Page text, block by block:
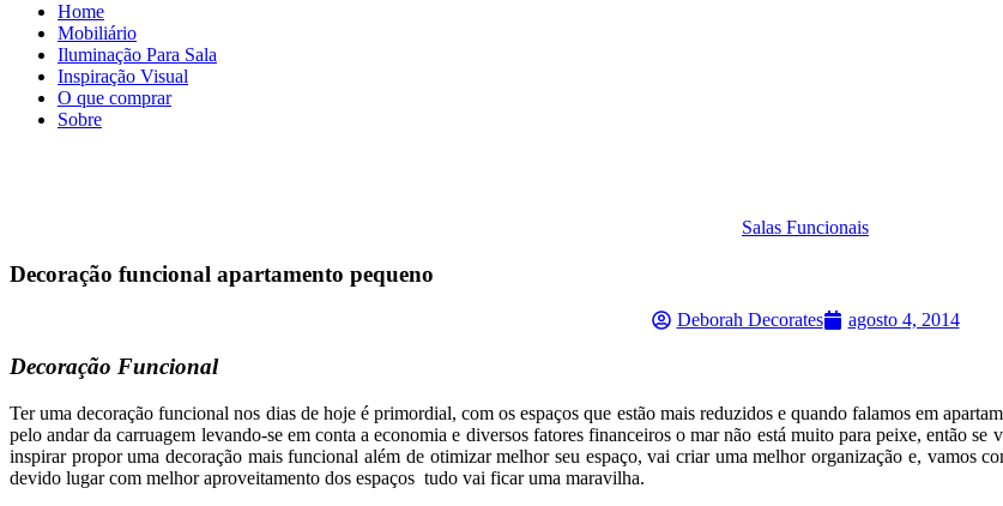
Home
Mobiliário
Iluminação Para Sala
Inspiração Visual
O que comprar
Sobre
Salas Funcionais
Decoração funcional apartamento pequeno
Deborah Decorates agosto 4, 2014
Decoração Funcional
Ter uma decoração funcional nos dias de hoje é primordial, com os espaços que estão mais reduzidos e quando falamos em
pelo andar da carruagem levando-se em conta a economia e diversos fatores financeiros o mar não está muito para peixe, então
inspirar propor uma decoração mais funcional além de otimizar melhor seu espaço, vai criar uma melhor organização e, vamos
devido lugar com melhor aproveitamento dos espaços tudo vai ficar uma maravilha.